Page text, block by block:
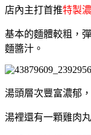
店內主打首推特製
基本的麵體較粗，
麵醬汁。
湯頭層次豐富濃郁
湯裡還有一顆雞肉